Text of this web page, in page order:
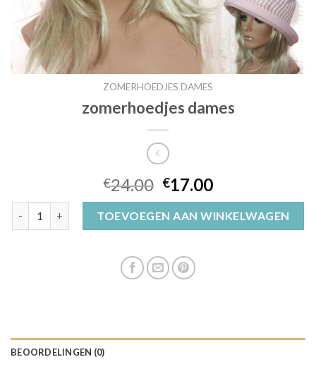
ZOMERHOEDJES DAMES
zomerhoedjes dames
€24.00 €17.00
TOEVOEGEN AAN WINKELWAGEN
BEOORDELINGEN (0)